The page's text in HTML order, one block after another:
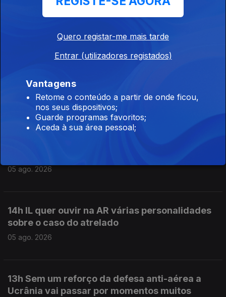
17h Autoridades apreenderam mais cocaína
05 ago. 2026
15h Governo não vê para já motivos para o
05 ago. 2026
14h IL quer ouvir na AR várias personalidades
sobre o caso do atrelado
05 ago. 2026
13h Sem um reforço da defesa anti-aérea a
Ucrânia vai passar por momentos muitos
Quero registar-me mais tarde
Entrar (utilizadores registados)
Vantagens
Retome o conteúdo a partir de onde ficou,
nos seus dispositivos;
Guarde programas favoritos;
Aceda à sua área pessoal;